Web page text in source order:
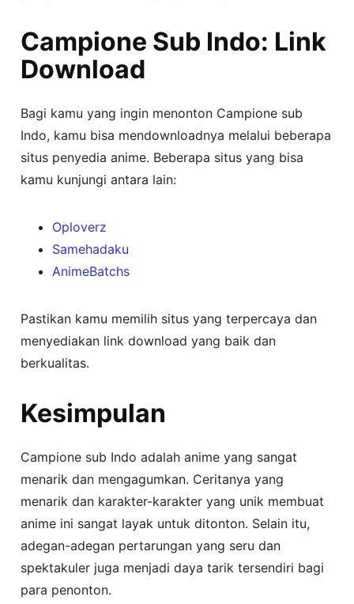
Campione Sub Indo: Link
Download
Bagi kamu yang ingin menonton Campione sub
Indo, kamu bisa mendownloadnya melalui beberapa
situs penyedia anime. Beberapa situs yang bisa
kamu kunjungi antara lain:
Oploverz
Samehadaku
AnimeBatchs
Pastikan kamu memilih situs yang terpercaya dan
menyediakan link download yang baik dan
berkualitas.
Kesimpulan
Campione sub Indo adalah anime yang sangat
menarik dan mengagumkan. Ceritanya yang
menarik dan karakter-karakter yang unik membuat
anime ini sangat layak untuk ditonton. Selain itu,
adegan-adegan pertarungan yang seru dan
spektakuler juga menjadi daya tarik tersendiri bagi
para penonton.